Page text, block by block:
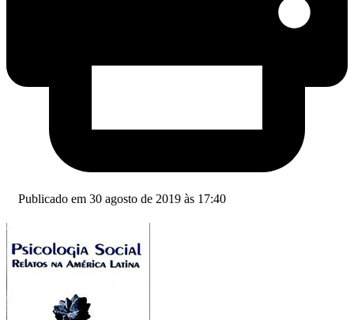
Publicado em 30 agosto de 2019 às 17:40